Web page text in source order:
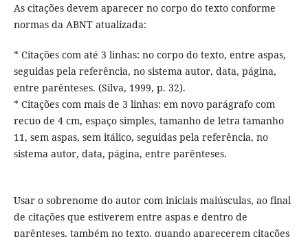
As citações devem aparecer no corpo do texto conforme
normas da ABNT atualizada:
* Citações com até 3 linhas: no corpo do texto, entre aspas,
seguidas pela referência, no sistema autor, data, página,
entre parênteses. (Silva, 1999, p. 32).
* Citações com mais de 3 linhas: em novo parágrafo com
recuo de 4 cm, espaço simples, tamanho de letra tamanho
11, sem aspas, sem itálico, seguidas pela referência, no
sistema autor, data, página, entre parênteses.
Usar o sobrenome do autor com iniciais maiúsculas, ao final
de citações que estiverem entre aspas e dentro de
parênteses, também no texto, quando aparecerem citações